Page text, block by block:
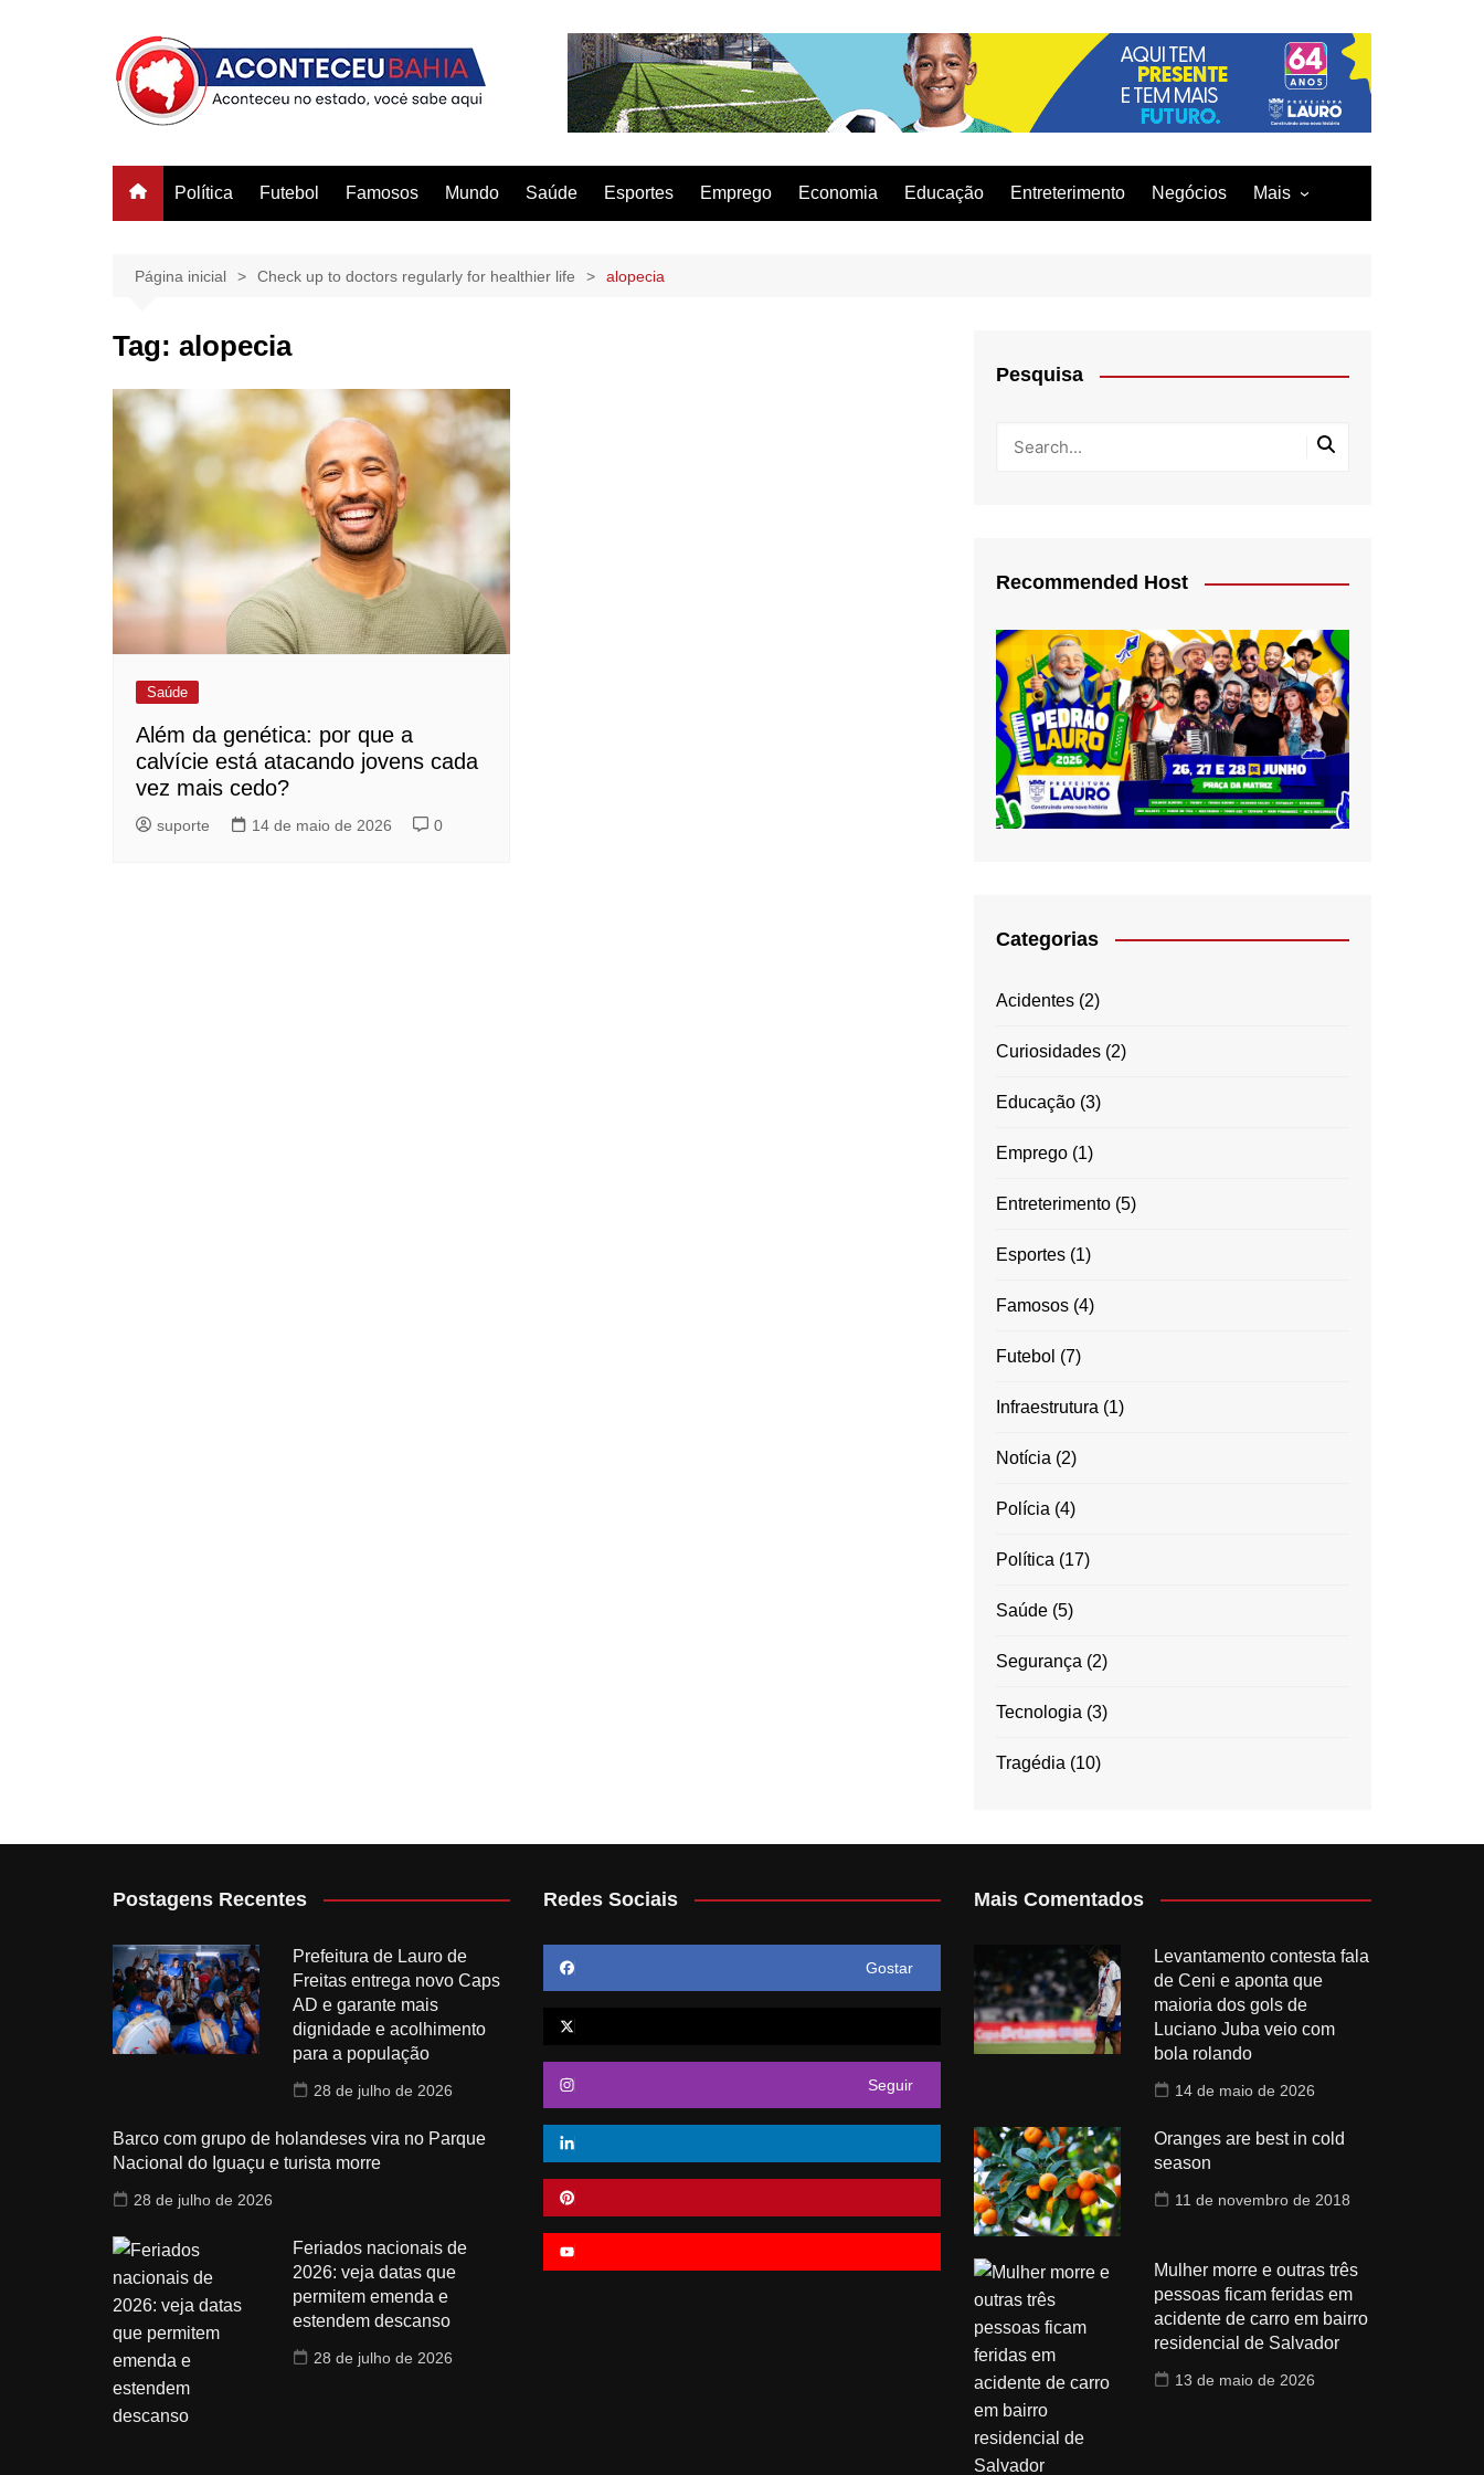
Política Futebol Famosos Mundo Saúde Esportes Emprego Economia Educação Entreterimento Negócios Mais
Moda
Página inicial Check up to doctors regularly for healthier life alopecia
Tag: alopecia
Saúde
Além da genética: por que a
calvície está atacando jovens cada
vez mais cedo?
suporte 14 de maio de 2026 0
Pesquisa
Recommended Host
Categorias
Acidentes (2)
Curiosidades (2)
Educação (3)
Emprego (1)
Entreterimento (5)
Esportes (1)
Famosos (4)
Futebol (7)
Infraestrutura (1)
Notícia (2)
Polícia (4)
Política (17)
Saúde (5)
Segurança (2)
Tecnologia (3)
Tragédia (10)
Postagens Recentes
Prefeitura de Lauro de
Freitas entrega novo Caps
AD e garante mais
dignidade e acolhimento
para a população
28 de julho de 2026
Barco com grupo de holandeses vira no Parque
Nacional do Iguaçu e turista morre
28 de julho de 2026
Feriados nacionais de
2026: veja datas que
permitem emenda e
estendem descanso
28 de julho de 2026
Redes Sociais
Gostar
Seguir
Mais Comentados
Levantamento contesta fala
de Ceni e aponta que
maioria dos gols de
Luciano Juba veio com
bola rolando
14 de maio de 2026
Oranges are best in cold
season
11 de novembro de 2018
Mulher morre e outras três
pessoas ficam feridas em
acidente de carro em bairro
residencial de Salvador
13 de maio de 2026